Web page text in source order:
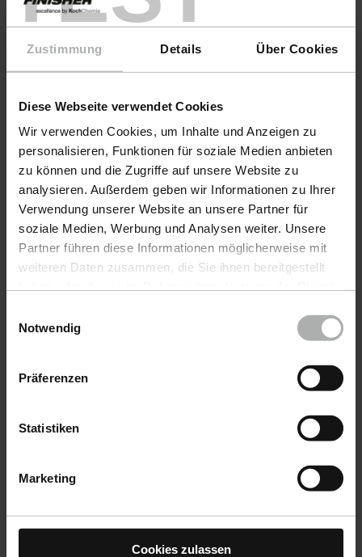
Zustimmung Details Über Cookies
Diese Webseite verwendet Cookies
Wir verwenden Cookies, um Inhalte und Anzeigen zu
personalisieren, Funktionen für soziale Medien anbieten
zu können und die Zugriffe auf unsere Website zu
analysieren. Außerdem geben wir Informationen zu Ihrer
Verwendung unserer Website an unsere Partner für
soziale Medien, Werbung und Analysen weiter. Unsere
Partner führen diese Informationen möglicherweise mit
weiteren Daten zusammen, die Sie ihnen bereitgestellt
Einstellungen zu den Cookies finden Sie unter
Notwendig
Präferenzen
Statistiken
Marketing
Cookies zulassen
COLOURLOCK · Item No. 674100
incl. VAT
€
incl.